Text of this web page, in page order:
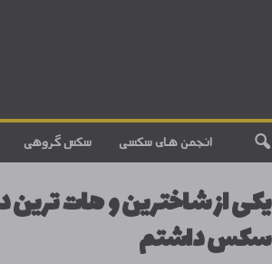
سکس گروهی انجمن های سکسی
یکی از شاخترین و هات ترین
سکس داشتم